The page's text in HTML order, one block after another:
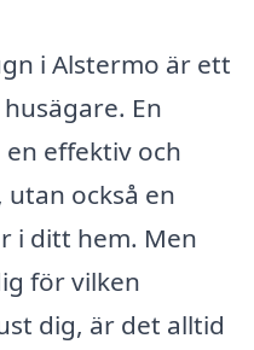
i Alstermo är ett
En
effektiv och
också en
i ditt hem. Men
för vilken
dig, är det alltid